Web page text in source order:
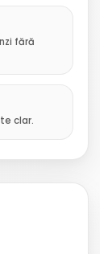
fără
clar.